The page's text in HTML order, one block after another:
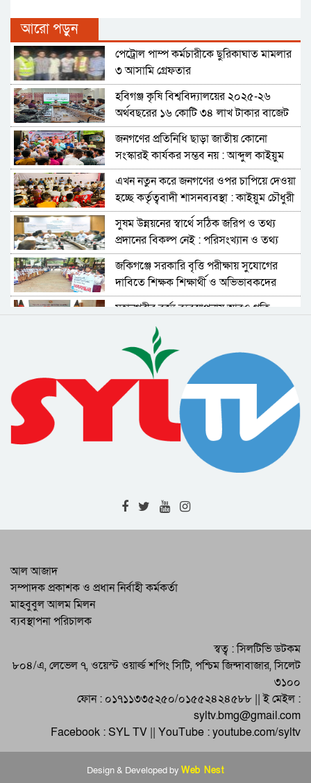
আরো পড়ুন
পেট্রোল পাম্প কর্মচারীকে ছুরিকাঘাত মামলার
৩ আসামি গ্রেফতার
হবিগঞ্জ কৃষি বিশ্ববিদ্যালয়ের ২০২৫-২৬
অর্থবছরের ১৬ কোটি ৩৪ লাখ টাকার বাজেট
ঘোষণা
জনগণের প্রতিনিধি ছাড়া জাতীয় কোনো
সংস্কারই কার্যকর সম্ভব নয় : আব্দুল কাইয়ুম
চৌধুরী
এখন নতুন করে জনগণের ওপর চাপিয়ে দেওয়া
হচ্ছে কর্তৃত্ববাদী শাসনব্যবস্থা : কাইয়ুম চৌধুরী
সুষম উন্নয়নের স্বার্থে সঠিক জরিপ ও তথ্য
প্রদানের বিকল্প নেই : পরিসংখ্যান ও তথ্য
ব্যবস্থাপনা সচিব
জকিগঞ্জে সরকারি বৃত্তি পরীক্ষায় সুযোগের
দাবিতে শিক্ষক শিক্ষার্থী ও অভিভাবকদের
মানববন্ধন
মহানগরীর বর্জ্য ব্যবস্থাপনায় আরও গতি
আনতে নীতিমালা প্রণয়নের উদ্যোগ নিয়েছে
বিমান দুর্ঘটনার তদন্তে স্বাধীন বিচার বিভাগীয়
ও উচ্চক্ষমতাসম্পন্ন তদন্ত কমিশন দাবি
বিএনপির
এনসিপির কর্মসূচি ঘিরে নানা ধরনের
অপপ্রচারের চেষ্টা চলছে : সিলেটে সংবাদ
সম্মেলনে অভিযোগ
শহীদ সাংবাদিক তুরাব হত্যামামলার দ্রুত
বিচার দাবিতে ফটো জার্নালিস্ট
এসোসিয়েশনের স্মারকলিপি
বৈষম্যের বিরুদ্ধে নাগরিক প্রতিবাদের
আহবান
মদের বিষক্রিয়ায় মারা যাওয়ার আশঙ্কা
মৌলভীবাজারে আলোচনা সভায় নতুন
বাংলাদেশকে জুলাই আকাঙ্ক্ষার চেতনায় গড়ে
আল আজাদ
সম্পাদক প্রকাশক ও প্রধান নির্বাহী কর্মকর্তা
মাহবুবুল আলম মিলন
ব্যবস্থাপনা পরিচালক
স্বত্ব : সিলটিভি ডটকম
৮০৪/এ, লেভেল ৭, ওয়েস্ট ওয়ার্ল্ড শপিং সিটি, পশ্চিম জিন্দাবাজার, সিলেট
৩১০০
ফোন : ০১৭১১৩৩৫২৫০/০১৫৫২৪২৪৫৮৮ || ই মেইল :
syltv.bmg@gmail.com
Facebook : SYL TV || YouTube : youtube.com/syltv
Design & Developed by Web Nest